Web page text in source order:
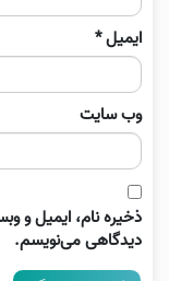
ایمیل*
وب‌ سایت
ذخیره نام، ایمیل و
دیدگاهی می‌نویسم.